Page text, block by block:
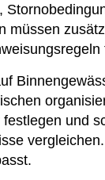
müssen
und